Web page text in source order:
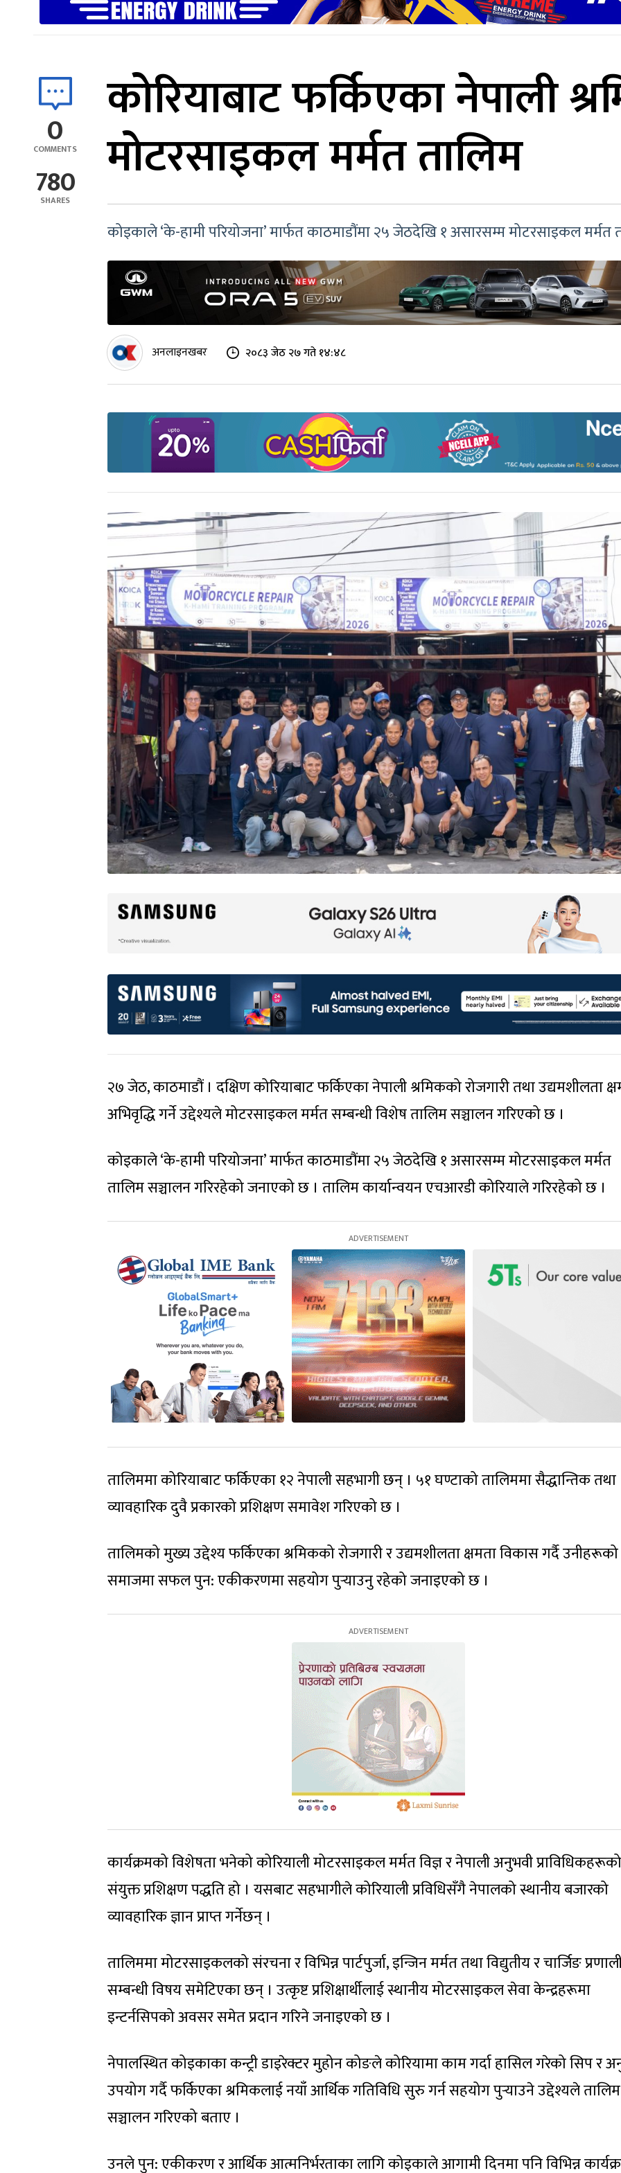
0
COMMENTS
780
SHARES
कोरियाबाट फर्किएका नेपाली
मोटरसाइकल मर्मत तालिम
कोइकाले ‘के-हामी परियोजना’ मार्फत काठमाडौंमा २५ जेठदेखि १ असारसम्म मोटरसाइकल
अनलाइनखबर २०८३ जेठ २७ गते १४:४८
२७ जेठ, काठमाडौं । दक्षिण कोरियाबाट फर्किएका नेपाली श्रमिकको रोजगारी तथा उद्यमशीलता
अभिवृद्धि गर्ने उद्देश्यले मोटरसाइकल मर्मत सम्बन्धी विशेष तालिम सञ्चालन गरिएको छ ।
कोइकाले ‘के-हामी परियोजना’ मार्फत काठमाडौंमा २५ जेठदेखि १ असारसम्म मोटरसाइकल मर्मत
तालिम सञ्चालन गरिरहेको जनाएको छ । तालिम कार्यान्वयन एचआरडी कोरियाले गरिरहेको छ ।
तालिममा कोरियाबाट फर्किएका १२ नेपाली सहभागी छन् । ५१ घण्टाको तालिममा सैद्धान्तिक तथा
व्यावहारिक दुवै प्रकारको प्रशिक्षण समावेश गरिएको छ ।
तालिमको मुख्य उद्देश्य फर्किएका श्रमिकको रोजगारी र उद्यमशीलता क्षमता विकास गर्दै उनीहरूको
समाजमा सफल पुन: एकीकरणमा सहयोग पुर्‍याउनु रहेको जनाइएको छ ।
कार्यक्रमको विशेषता भनेको कोरियाली मोटरसाइकल मर्मत विज्ञ र नेपाली अनुभवी प्राविधिकहरूको
संयुक्त प्रशिक्षण पद्धति हो । यसबाट सहभागीले कोरियाली प्रविधिसँगै नेपालको स्थानीय बजारको
व्यावहारिक ज्ञान प्राप्त गर्नेछन् ।
तालिममा मोटरसाइकलको संरचना र विभिन्न पार्टपुर्जा, इन्जिन मर्मत तथा विद्युतीय र चार्जिङ
सम्बन्धी विषय समेटिएका छन् । उत्कृष्ट प्रशिक्षार्थीलाई स्थानीय मोटरसाइकल सेवा केन्द्रहरूमा
इन्टर्नसिपको अवसर समेत प्रदान गरिने जनाइएको छ ।
नेपालस्थित कोइकाका कन्ट्री डाइरेक्टर मुहोन कोङले कोरियामा काम गर्दा हासिल गरेको सिप र
उपयोग गर्दै फर्किएका श्रमिकलाई नयाँ आर्थिक गतिविधि सुरु गर्न सहयोग पुर्‍याउने उद्देश्यले तालिम
सञ्चालन गरिएको बताए ।
उनले पुन: एकीकरण र आर्थिक आत्मनिर्भरताका लागि कोइकाले आगामी दिनमा पनि विभिन्न